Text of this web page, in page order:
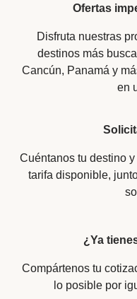
Ofertas
Disfruta nuestras
destinos más
Cancún, Panamá y
en
Cuéntanos tu destino
tarifa disponible,
¿Ya
Compártenos tu
lo posible por